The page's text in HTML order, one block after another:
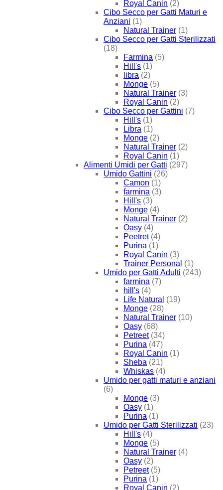
Royal Canin (2)
Cibo Secco per Gatti Maturi e
Anziani (1)
Natural Trainer (1)
Cibo Secco per Gatti Sterilizzati
(18)
Farmina (5)
Hill's (1)
libra (2)
Monge (5)
Natural Trainer (3)
Royal Canin (2)
Cibo Secco per Gattini (7)
Hill's (1)
Libra (1)
Monge (2)
Natural Trainer (2)
Royal Canin (1)
Alimenti Umidi per Gatti (297)
Umido Gattini (26)
Camon (1)
farmina (3)
Hill's (3)
Monge (4)
Natural Trainer (2)
Oasy (4)
Peetret (4)
Purina (1)
Royal Canin (3)
Trainer Personal (1)
Umido per Gatti Adulti (243)
farmina (7)
hill's (4)
Life Natural (19)
Monge (28)
Natural Trainer (10)
Oasy (68)
Petreet (34)
Purina (47)
Royal Canin (1)
Sheba (21)
Whiskas (4)
Umido per gatti maturi e anziani
(6)
Monge (3)
Oasy (1)
Purina (1)
Umido per Gatti Sterilizzati (23)
Hill's (4)
Monge (5)
Natural Trainer (4)
Oasy (2)
Petreet (5)
Purina (1)
Royal Canin (2)